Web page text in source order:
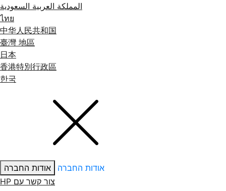
المملكة العربية السعودية
ไทย
中华人民共和国
臺灣 地區
日本
香港特別行政區
한국
אודות החברה
אודות החברה
צור קשר עם ‏HP